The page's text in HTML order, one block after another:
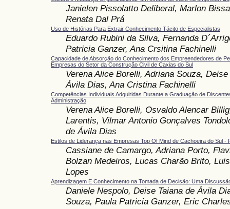
Janielen Pissolatto Deliberal, Marlon
Renata Dal Prá
Uso de Histórias Para Extrair Conhecimento Tácito de Especialistas
Eduardo Rubini da Silva, Fernanda
Patricia Ganzer, Ana Crsitina Fachinelli
Capacidade de Absorção do Conhecimento dos Empreendedores de
Empresas do Setor da Construção Civil de Caxias do Sul
Verena Alice Borelli, Adriana Souza, Deise
Ávila Dias, Ana Cristina Fachinelli
Competências Individuais Adquiridas Durante a Graduação de
Administração
Verena Alice Borelli, Osvaldo Alencar
Larentis, Vilmar Antonio Gonçalves
de Ávila Dias
Estilos de Liderança nas Empresas Top Of Mind de Cachoeira do Sul -
Cassiane de Camargo, Adriana Porto,
Bolzan Medeiros, Lucas Charão Brito,
Lopes
Aprendizagem E Conhecimento na Tomada de Decisão: Uma
Daniele Nespolo, Deise Taiana de Ávila
Souza, Paula Patricia Ganzer, Eric